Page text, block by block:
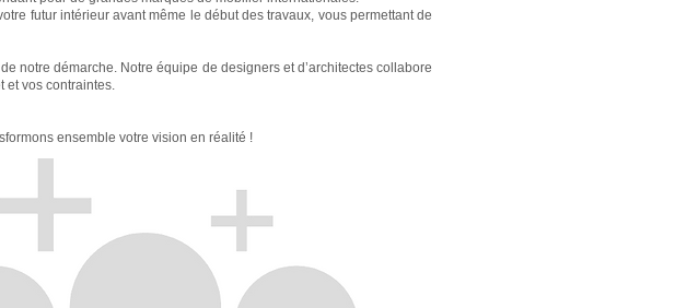
futur intérieur avant même le début des travaux, vous permettant de
notre démarche. Notre équipe de designers et d’architectes collabore
et vos contraintes.
ensemble votre vision en réalité !